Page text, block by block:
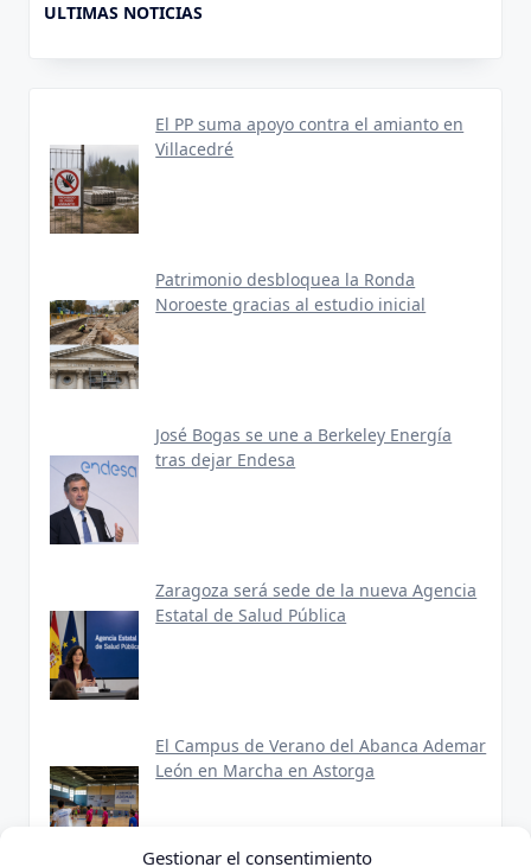
Gestionar el consentimiento
ULTIMAS NOTICIAS
El PP suma apoyo contra el amianto en
Villacedré
Patrimonio desbloquea la Ronda
Noroeste gracias al estudio inicial
José Bogas se une a Berkeley Energía
tras dejar Endesa
Zaragoza será sede de la nueva Agencia
Estatal de Salud Pública
El Campus de Verano del Abanca Ademar
León en Marcha en Astorga